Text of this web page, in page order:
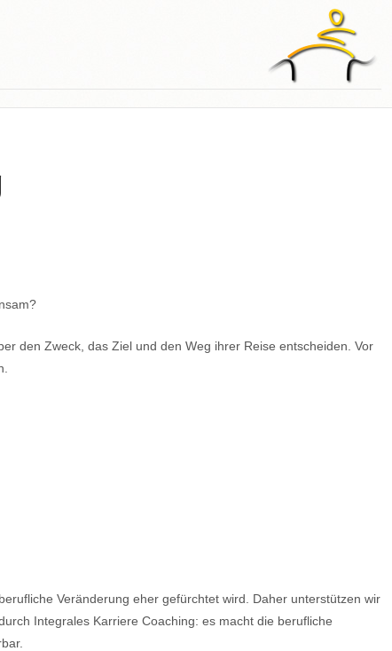
den Zweck, das Ziel und den Weg ihrer Reise entscheiden. Vor
Veränderung eher gefürchtet wird. Daher unterstützen wir
Integrales Karriere Coaching: es macht die berufliche